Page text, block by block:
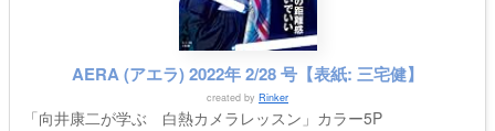
AERA (アエラ) 2022年 2/28 号【表紙: 三宅健】
created by Rinker
「向井康二が学ぶ 白熱カメラレッスン」カラー5P